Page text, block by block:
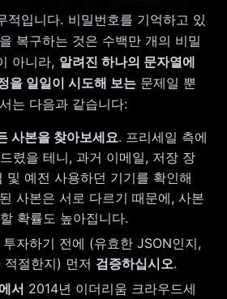
적입니다. 비밀번호를 기억하고 있
복구하는 것은 수백만 개의 비밀
아니라, 알려진 하나의 문자열에
을 일일이 시도해 보는 문제일 뿐
는 다음과 같습니다:
사본을 찾아보세요. 프리세일 측에
렸을 테니, 과거 이메일, 저장 장
및 예전 사용하던 기기를 확인해
사본은 서로 다르기 때문에, 사본
확률도 높아집니다.
자하기 전에 (유효한 JSON인지,
적절한지) 먼저 검증하십시오.
서 2014년 이더리움 크라우드세